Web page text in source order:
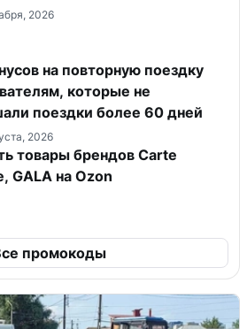
2026
на повторную поездку
которые не
поездки более 60 дней
2026
товары брендов Carte
GALA на Ozon
промокоды